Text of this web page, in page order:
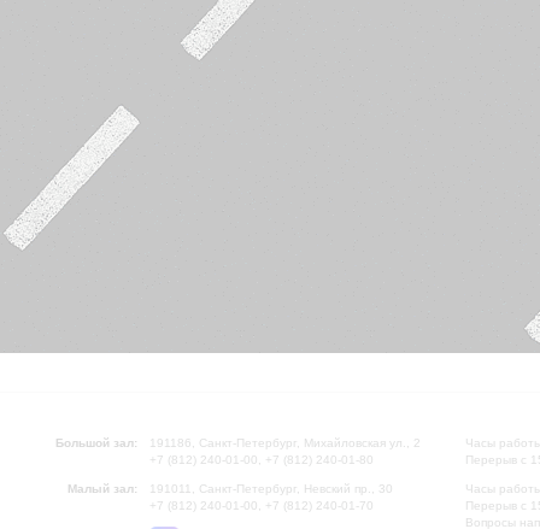
Большой зал:
191186, Санкт-Петербург, Михайловская ул., 2
+7 (812) 240-01-00, +7 (812) 240-01-80
Малый зал:
191011, Санкт-Петербург, Невский пр., 30
+7 (812) 240-01-00, +7 (812) 240-01-70
Часы
Перерыв с
Часы
Перерыв с
Вопросы